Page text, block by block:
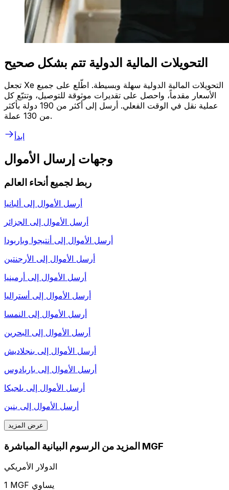
التحويلات المالية الدولية تتم بشكل صحيح
تجعل Xe التحويلات المالية الدولية سهلة وبسيطة. اطّلع على جميع
الأسعار مقدماً، واحصل على تقديرات موثوقة للتوصيل، وتتبّع كل
عملية نقل في الوقت الفعلي. أرسل إلى أكثر من 190 دولة بأكثر
من 130 عملة.
ابدأ
وجهات إرسال الأموال
ربط لجميع أنحاء العالم
أرسل الأموال إلى ألبانيا
أرسل الأموال إلى الجزائر
أرسل الأموال إلى أنتيجوا وباربودا
أرسل الأموال إلى الأرجنتين
أرسل الأموال إلى أرمينيا
أرسل الأموال إلى أستراليا
أرسل الأموال إلى النمسا
أرسل الأموال إلى البحرين
أرسل الأموال إلى بنجلاديش
أرسل الأموال إلى باربادوس
أرسل الأموال إلى بلجيكا
أرسل الأموال إلى بنين
عرض المزيد
المزيد من الرسوم البيانية المباشرة MGF
الدولار الأمريكي
1 MGF يساوي